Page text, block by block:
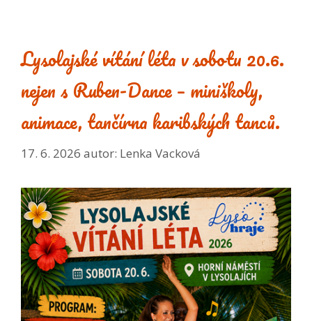
Lysolajské vítání léta v sobotu 20.6.
nejen s Ruben-Dance – miniškoly,
animace, tančírna karibských tanců.
17. 6. 2026 autor: Lenka Vacková